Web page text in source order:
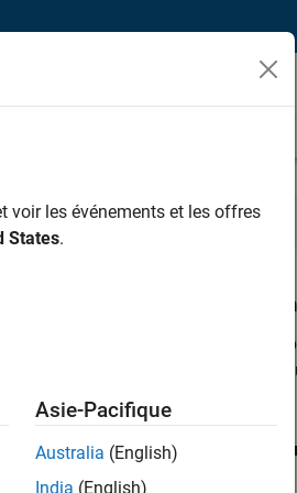
Équipe Business Model
à vos critères de
. Si malgré tout vous ne trouvez
pour vous tenir au courant des
par lieu pour trouver
voir les événements et les offres
States.
Asie-Pacifique
Australia (English)
India (English)